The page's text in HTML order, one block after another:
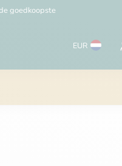
goedkoopste
EUR